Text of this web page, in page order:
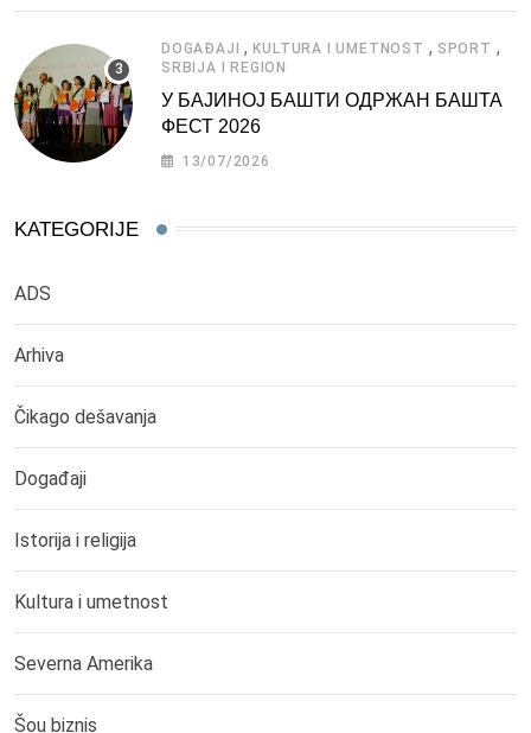
DOGAĐAJI ,KULTURA I UMETNOST , SPORT ,
SRBIJA I REGION
У БАЈИНОЈ БАШТИ ОДРЖАН БАШТА
ФЕСТ 2026
13/07/2026
KATEGORIJE
ADS
Arhiva
Čikago dešavanja
Događaji
Istorija i religija
Kultura i umetnost
Severna Amerika
Šou biznis